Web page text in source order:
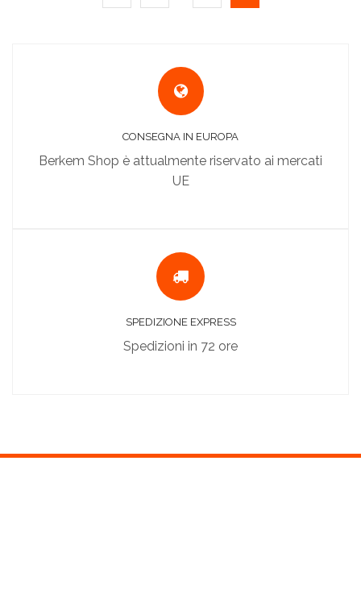
CONSEGNA IN EUROPA
Berkem Shop è attualmente riservato ai mercati
UE
SPEDIZIONE EXPRESS
Spedizioni in 72 ore